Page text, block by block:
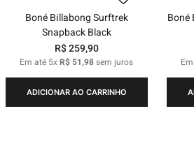
Boné Billabong Surftrek
Snapback Black
R$259,90
Em até 5xR$ 51,98sem juros
ADICIONAR AO CARRINHO
Boné